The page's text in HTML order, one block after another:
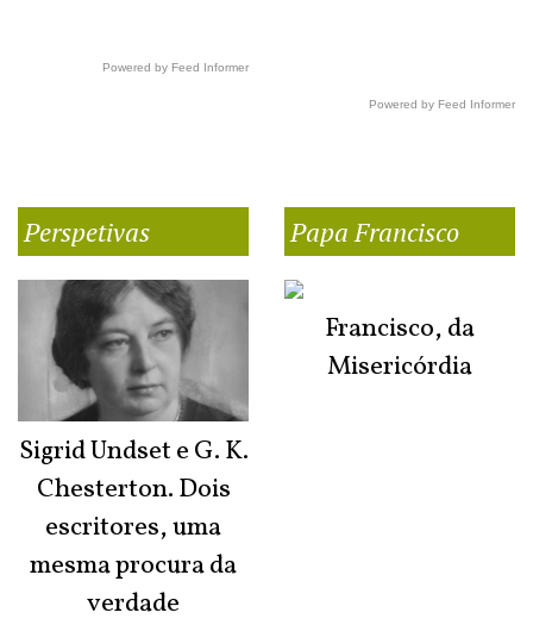
Powered by Feed Informer
Powered by Feed Informer
Perspetivas
Sigrid Undset e G. K.
Chesterton. Dois
escritores, uma
mesma procura da
verdade
Papa Francisco
Francisco, da
Misericórdia